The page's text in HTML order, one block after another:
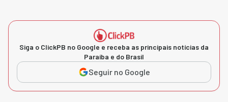
Siga o ClickPB no Google e receba as principais notícias da
Paraíba e do Brasil
Seguir no Google